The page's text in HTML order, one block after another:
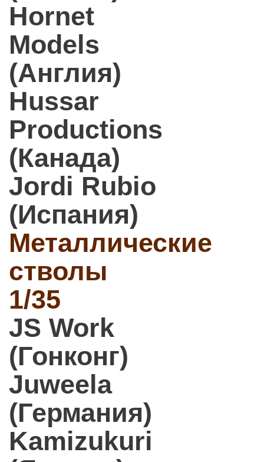
Hornet
Models
(Англия)
Hussar
Productions
(Канада)
Jordi Rubio
(Испания)
Металлические
стволы
1/35
JS Work
(Гонконг)
Juweela
(Германия)
Kamizukuri